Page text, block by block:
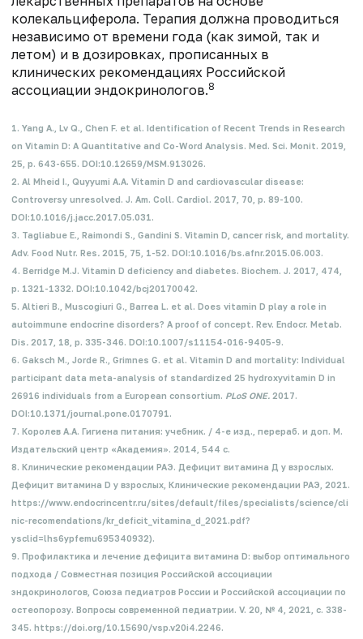
колекальциферола. Терапия должна проводиться
независимо от времени года (как зимой, так и
летом) и в дозировках, прописанных в
клинических рекомендациях Российской
ассоциации эндокринологов.8
1. Yang A., Lv Q., Chen F. et al. Identification of Recent Trends in Research
on Vitamin D: A Quantitative and Co-Word Analysis. Med. Sci. Monit. 2019,
25, p. 643-655. DOI:10.12659/MSM.913026.
2. Al Mheid I., Quyyumi A.A. Vitamin D and cardiovascular disease:
Controversy unresolved. J. Am. Coll. Cardiol. 2017, 70, p. 89-100.
DOI:10.1016/j.jacc.2017.05.031.
3. Tagliabue E., Raimondi S., Gandini S. Vitamin D, cancer risk, and mortality.
Adv. Food Nutr. Res. 2015, 75, 1-52. DOI:10.1016/bs.afnr.2015.06.003.
4. Berridge M.J. Vitamin D deficiency and diabetes. Biochem. J. 2017, 474,
p. 1321-1332. DOI:10.1042/bcj20170042.
5. Altieri B., Muscogiuri G., Barrea L. et al. Does vitamin D play a role in
autoimmune endocrine disorders? A proof of concept. Rev. Endocr. Metab.
Dis. 2017, 18, p. 335-346. DOI:10.1007/s11154-016-9405-9.
6. Gaksch M., Jorde R., Grimnes G. et al. Vitamin D and mortality: Individual
participant data meta-analysis of standardized 25 hydroxyvitamin D in
26916 individuals from a European consortium. PLoS ONE. 2017.
DOI:10.1371/journal.pone.0170791.
7. Королев А.А. Гигиена питания: учебник. / 4-е изд., перераб. и доп. М.
Издательский центр «Академия». 2014, 544 с.
8. Клинические рекомендации РАЭ. Дефицит витамина Д у взрослых.
Дефицит витамина D у взрослых, Клинические рекомендации РАЭ, 2021.
https://www.endocrincentr.ru/sites/default/files/specialists/science/cli
nic-recomendations/kr_deficit_vitamina_d_2021.pdf?
ysclid=lhs6ypfemu695340932).
9. Профилактика и лечение дефицита витамина D: выбор оптимального
подхода / Совместная позиция Российской ассоциации
эндокринологов, Союза педиатров России и Российской ассоциации по
остеопорозу. Вопросы современной педиатрии. V. 20, № 4, 2021, с. 338-
345. https://doi.org/10.15690/vsp.v20i4.2246.